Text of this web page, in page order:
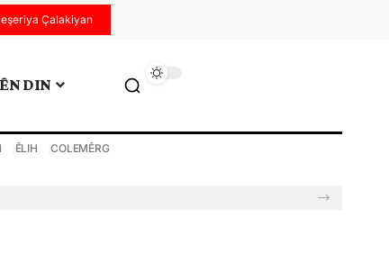
Çalakiyan
DIN
ÊLIH COLEMÊRG